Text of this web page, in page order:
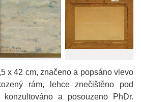
x 42 cm, značeno a popsáno vlevo
rám, lehce znečištěno pod
a posouzeno PhDr.